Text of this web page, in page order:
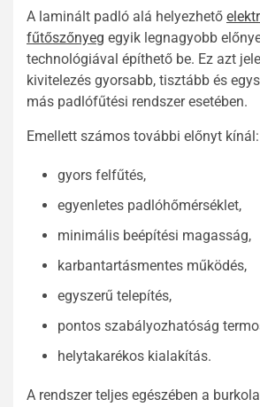
A laminált padló alá helyezhető
fűtőszőnyeg egyik legnagyobb
technológiával építhető be. Ez azt
kivitelezés gyorsabb, tisztább és
más padlófűtési rendszer esetében.
Emellett számos további előnyt kínál:
gyors felfűtés,
egyenletes padlóhőmérséklet,
minimális beépítési magasság,
karbantartásmentes működés,
egyszerű telepítés,
pontos szabályozhatóság
helytakarékos kialakítás.
A rendszer teljes egészében a